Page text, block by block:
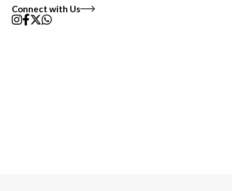
Connect with Us